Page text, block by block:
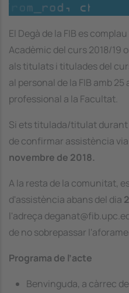
El Degà de la FIB es
Acadèmic del curs 2018/19
als titulats i titulades del
al personal de la FIB amb
professional a la Facultat.
Si ets titulada/titulat durant
de confirmar assistència via
novembre de 2018.
A la resta de la comunitat,
d'assistència abans del dia
l'adreça
de no sobrepassar
Programa de l’acte
Benvinguda, a càrrec